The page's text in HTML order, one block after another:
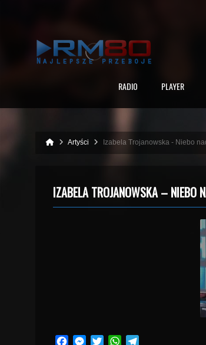
RADIO PLAYER
Artyści Izabela Trojanowska - Niebo
IZABELA TROJANOWSKA – NIEBO
FacebookMessenger
TwitterWhatsApp